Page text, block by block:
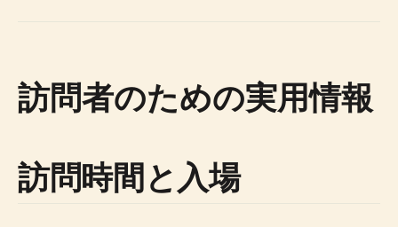
訪問者のための実用情報
訪問時間と入場